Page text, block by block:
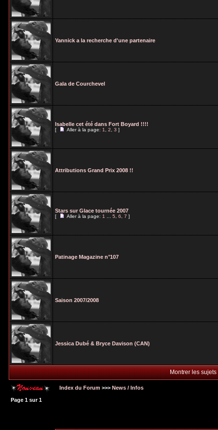
Yannick a la recherche d'une partenaire
Gala de Courchevel
Isabelle cet été dans Fort Boyard !!!!
[ Aller à la page:1,2,3]
Attributions Grand Prix 2008 !!
Stars sur Glace tournée 2007
[ Aller à la page:1...5,6,7]
Patinage Magazine n°107
Saison 2007/2008
Jessica Dubé & Bryce Davison (CAN)
Montrer les
Index du Forum >>> News / Infos
Page 1 sur1